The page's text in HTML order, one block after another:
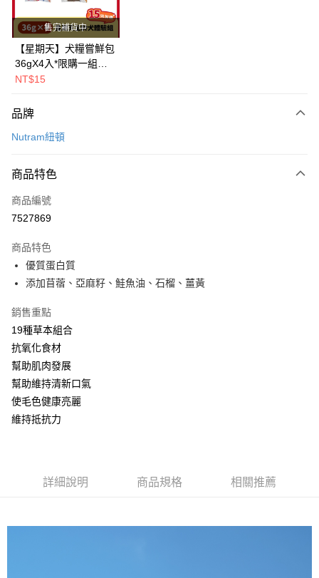
街口支付
悠遊付
Google Pay
AFTEE先享後付
相關說明
AFTEE先享後付是「在收到商品之後才付款」的支付方式。 讓您購物簡單
便利好安心！
２．便利：只要手機號碼，簡訊認證，即可結帳。
３．安心：先確認商品／服務後，再付款。
【「AFTEE先享後付」結帳流程】
結帳頁面，進行簡訊認證並確認金額後，即可完成結帳。
２．訂單成立數日內，您將收到繳費通知簡訊。
ATM／網路銀行／等多元方式進行付款，方視為交易完成。
購買商品的店家。未經商家同意取消之訂單仍視為有效，需透過AFTEE先享
後付繳納相關費用。
※ 交易是否成功請以「AFTEE先享後付 」之結帳頁面顯示為準，若有關於
是否繳費成功／繳費後需取消欲退款等相關疑問，請聯繫「AFTEE先享後付
客戶支援中心」https://netprotections.freshdesk.com/support/home
１．透過由恩沛科技股份有限公司提供之「AFTEE先享後付」服務完成之交
https://aftee.tw/terms/#terms3
３．未成年的使用者請事先徵得法定代理人或監護人之同意方可使用
４．使用「AFTEE先享後付」時，將依據個別帳號之用戶狀況，依本公司即
運送方式
全家取貨付款
每筆NT$80，滿NT$2,000(含以上)免運費
付款後全家取貨
每筆NT$80，滿NT$2,000(含以上)免運費
7-11取貨付款
每筆NT$80，滿NT$2,000(含以上)免運費
付款後7-11取貨
每筆NT$80，滿NT$2,000(含以上)免運費
一般宅配
每筆NT$100，滿NT$2,000(含以上)免運費
售完補貨中
【星期天】犬糧嘗鮮包
36gX4入*限購一組｜
鱈+鮭+牛+羊（效期
NT$15
品牌
Nutram紐頓
商品特色
商品編號
7527869
商品特色
優質蛋白質
添加苜蓿、亞麻籽、鮭魚油、石榴、薑黃
銷售重點
19種草本組合
抗氧化食材
幫助肌肉發展
幫助維持清新口氣
使毛色健康亮麗
維持抵抗力
詳細說明 商品規格 相關推薦